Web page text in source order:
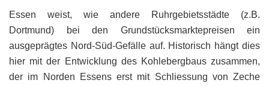
Essen weist, wie andere Ruhrgebietsstädte (z.B.
Dortmund) bei den Grundstücksmarktepreisen ein
ausgeprägtes Nord-Süd-Gefälle auf. Historisch hängt dies
hier mit der Entwicklung des Kohlebergbaus zusammen,
der im Norden Essens erst mit Schliessung von Zeche